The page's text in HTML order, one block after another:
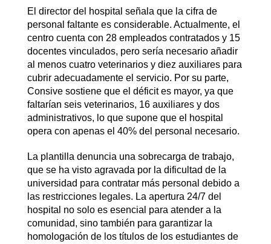
El director del hospital señala que la cifra de
personal faltante es considerable. Actualmente, el
centro cuenta con 28 empleados contratados y 15
docentes vinculados, pero sería necesario añadir
al menos cuatro veterinarios y diez auxiliares para
cubrir adecuadamente el servicio. Por su parte,
Consive sostiene que el déficit es mayor, ya que
faltarían seis veterinarios, 16 auxiliares y dos
administrativos, lo que supone que el hospital
opera con apenas el 40% del personal necesario.
La plantilla denuncia una sobrecarga de trabajo,
que se ha visto agravada por la dificultad de la
universidad para contratar más personal debido a
las restricciones legales. La apertura 24/7 del
hospital no solo es esencial para atender a la
comunidad, sino también para garantizar la
homologación de los títulos de los estudiantes de